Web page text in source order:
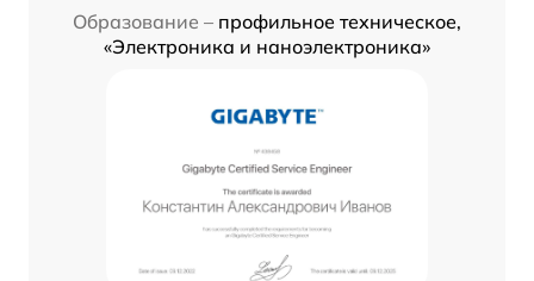
Образование – профильное техническое,
«Электроника и наноэлектроника»